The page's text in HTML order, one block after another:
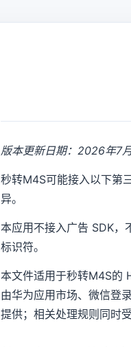
版本更新日期：2026年7
秒转M4S可能接入以下第
异。
本应用不接入广告 SDK，
标识符。
本文件适用于秒转M4S的
由华为应用市场、微信登
提供；相关处理规则同时